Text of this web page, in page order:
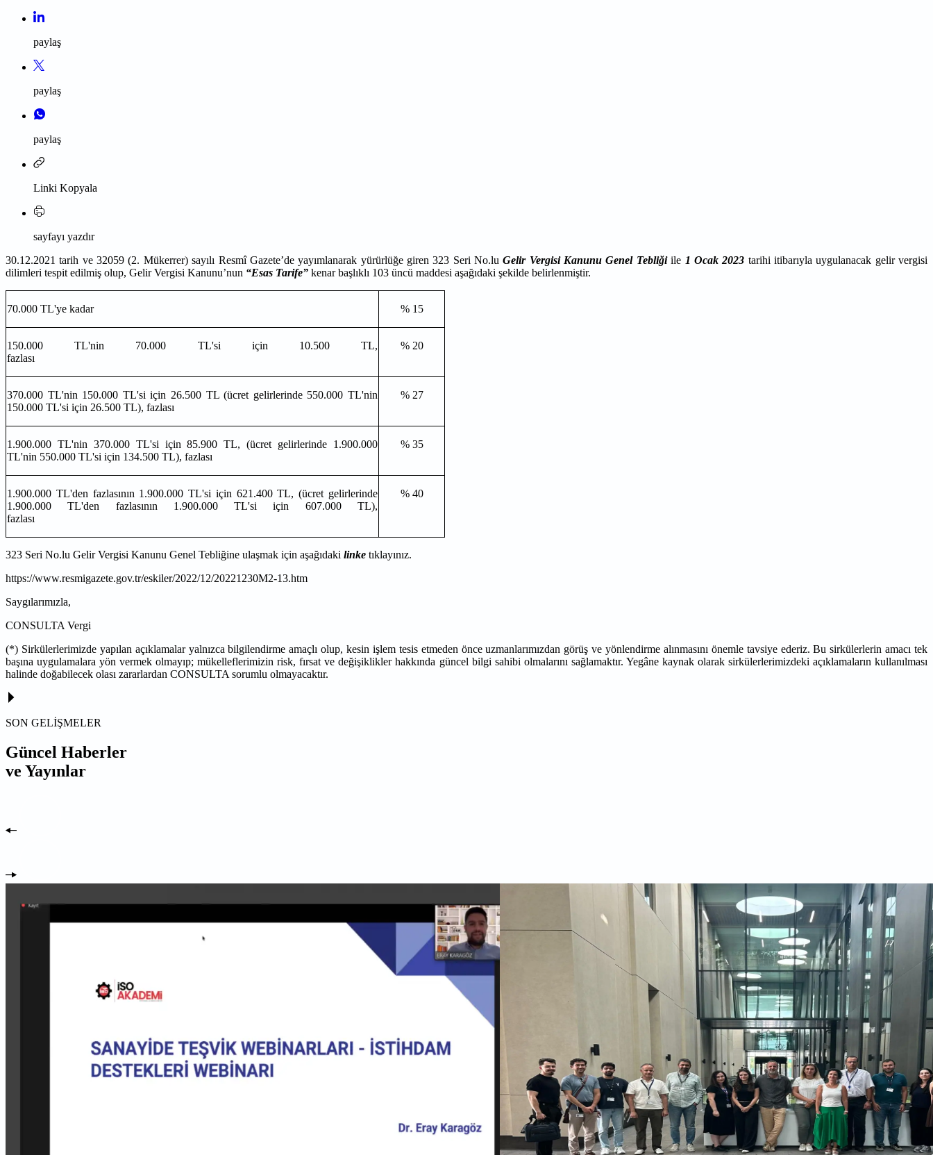
paylaş
paylaş
paylaş
Linki Kopyala
sayfayı yazdır
30.12.2021 tarih ve 32059 (2. Mükerrer) sayılı Resmî Gazete’de yayımlanarak yürürlüğe giren 323 Seri No.luGelir Vergisi Kanunu Genel Tebliğiile 1 Ocak 2023 tarihi itibarıyla uygulanacak gelir vergisi
dilimleri tespit edilmiş olup, Gelir Vergisi Kanunu’nun “Esas Tarife” kenar başlıklı 103 üncü maddesi aşağıdaki şekilde belirlenmiştir.
70.000 TL'ye kadar % 15
150.000 TL'nin 70.000 TL'si için 10.500 TL,
fazlası
% 20
370.000 TL'nin 150.000 TL'si için 26.500 TL (ücret gelirlerinde 550.000 TL'nin
150.000 TL'si için 26.500 TL), fazlası
% 27
1.900.000 TL'nin 370.000 TL'si için 85.900 TL, (ücret gelirlerinde 1.900.000
TL'nin 550.000 TL'si için 134.500 TL), fazlası
% 35
1.900.000 TL'den fazlasının 1.900.000 TL'si için 621.400 TL, (ücret gelirlerinde
1.900.000 TL'den fazlasının 1.900.000 TL'si için 607.000 TL),
fazlası
% 40
323 Seri No.lu Gelir Vergisi Kanunu Genel Tebliğine ulaşmak için aşağıdaki linke tıklayınız.
https://www.resmigazete.gov.tr/eskiler/2022/12/20221230M2-13.htm
Saygılarımızla,
CONSULTA Vergi
(*) Sirkülerlerimizde yapılan açıklamalar yalnızca bilgilendirme amaçlı olup, kesin işlem tesis etmeden önce uzmanlarımızdan görüş ve yönlendirme alınmasını önemle tavsiye ederiz. Bu sirkülerlerin amacı tek
başına uygulamalara yön vermek olmayıp; mükelleflerimizin risk, fırsat ve değişiklikler hakkında güncel bilgi sahibi olmalarını sağlamaktır. Yegâne kaynak olarak sirkülerlerimizdeki açıklamaların kullanılması
halinde doğabilecek olası zararlardan CONSULTA sorumlu olmayacaktır.
SON GELİŞMELER
Güncel Haberler
ve Yayınlar